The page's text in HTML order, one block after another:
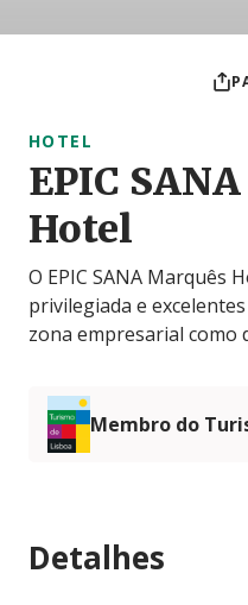
HOTEL
EPIC
Hotel
O EPIC SANA Marquês
privilegiada e
zona empresarial como
Membro do
Detalhes